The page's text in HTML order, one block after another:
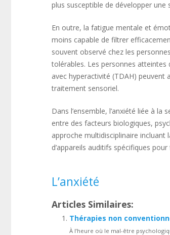
plus susceptible de développer une
En outre, la fatigue mentale et
moins capable de filtrer
souvent observé chez les
tolérables. Les personnes atteintes
avec hyperactivité (TDAH) peuvent
traitement sensoriel.
Dans l’ensemble, l’anxiété liée à
entre des facteurs biologiques,
approche multidisciplinaire
d’appareils auditifs spécifiques
L’anxiété
Articles Similaires:
Thérapies non
À l’heure où le mal-être